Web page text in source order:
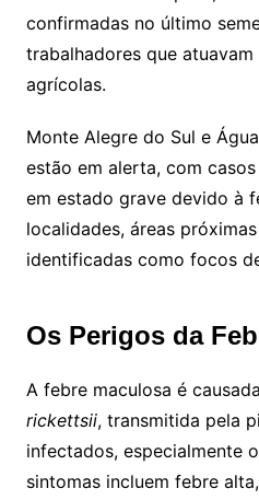
confirmadas no último
trabalhadores que
agrícolas.
Monte Alegre do Sul e
estão em alerta, com
em estado grave devido à
localidades, áreas
identificadas como focos
Os Perigos da
A febre maculosa é
rickettsii, transmitida pela
infectados, especialmente
sintomas incluem febre